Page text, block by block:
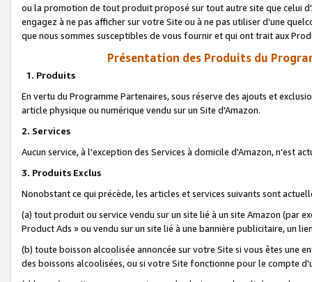
ou la promotion de tout produit proposé sur tout autre site que celui
engagez à ne pas afficher sur votre Site ou à ne pas utiliser d’une
que nous sommes susceptibles de vous fournir et qui ont trait aux
Présentation des Produits du
1. Produits
En vertu du Programme Partenaires, sous réserve des ajouts et
article physique ou numérique vendu sur un Site d'Amazon.
2. Services
Aucun service, à l'exception des Services à domicile d'Amazon, n'est
3. Produits Exclus
Nonobstant ce qui précède, les articles et services suivants sont
(a) tout produit ou service vendu sur un site lié à un site Amazon (par
Product Ads » ou vendu sur un site lié à une bannière publicitaire, un
(b) toute boisson alcoolisée annoncée sur votre Site si vous êtes une
des boissons alcoolisées, ou si votre Site fonctionne pour le compte